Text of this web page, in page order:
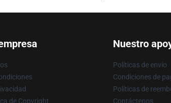
de Copyright
Nuestro
Políticas de envío
Condiciones de
Políticas de
Contáctenos